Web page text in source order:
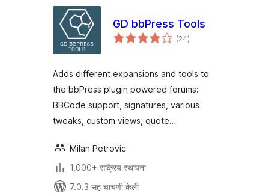
GD bbPress Tools
(24एकूण
मूल्यांकन
)
Adds different expansions and tools to
the bbPress plugin powered forums:
BBCode support, signatures, various
tweaks, custom views, quote…
Milan Petrovic
1,000+ सक्रिय स्थापना
7.0.3 सह चाचणी केली